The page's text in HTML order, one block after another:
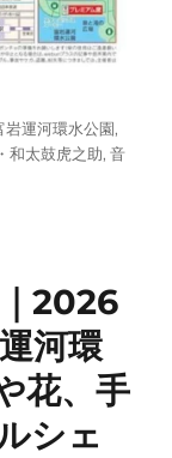
岩運河環水公園,
和太鼓虎之助,音
2026
河環
花、手
シェ